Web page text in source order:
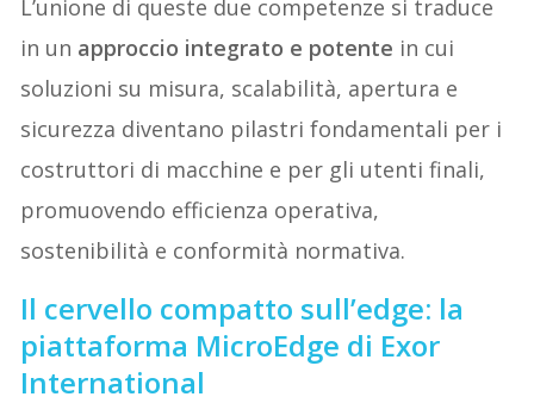
L’unione di queste due competenze si traduce
in un approccio integrato e potente in cui
soluzioni su misura, scalabilità, apertura e
sicurezza diventano pilastri fondamentali per i
costruttori di macchine e per gli utenti finali,
promuovendo efficienza operativa,
sostenibilità e conformità normativa.
Il cervello compatto sull’edge: la
piattaforma MicroEdge di Exor
International